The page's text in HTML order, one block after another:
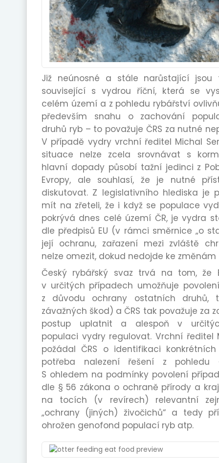
Již neúnosné a stále narůstající jsou
související s vydrou říční, která se
celém území a z pohledu rybářství
především snahu o zachování
druhů ryb – to považuje ČRS za nutné
V případě vydry vrchní ředitel Michal
situace nelze zcela srovnávat s
hlavní dopady působí tažní jedinci z
Evropy, ale souhlasí, že je nutné
diskutovat. Z legislativního hlediska je
mít na zřeteli, že i když se populace
pokrývá dnes celé území ČR, je vydra
dle předpisů EU (v rámci směrnice „o
její ochranu, zařazení mezi zvláště
nelze omezit, dokud nedojde ke změnám
Český rybářský svaz trvá na tom, že
v určitých případech umožňuje
z důvodu ochrany ostatních druhů,
závažných škod) a ČRS tak považuje za
postup uplatnit a alespoň v
populaci vydry regulovat. Vrchní ředitel
požádal ČRS o identifikaci
potřeba nalezení řešení z pohledu
S ohledem na podmínky povolení
dle § 56 zákona o ochraně přírody a
na tocích (v revírech) relevantní
„ochrany (jiných) živočichů“ a tedy
ohrožen genofond populací ryb atp.